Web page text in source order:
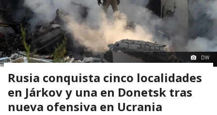
DW
Rusia conquista cinco localidades
en Járkov y una en Donetsk tras
nueva ofensiva en Ucrania